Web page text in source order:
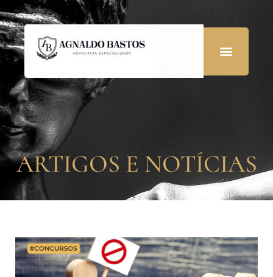
ARTIGOS E NOTÍCIAS